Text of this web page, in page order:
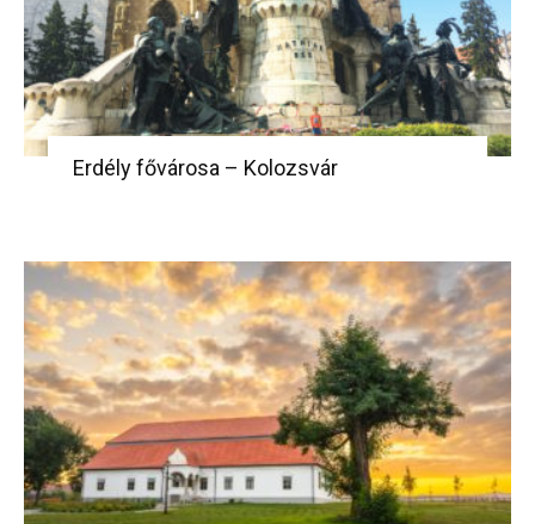
Erdély fővárosa – Kolozsvár